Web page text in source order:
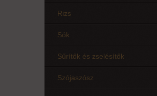
Rizs
Sók
Sűrítők és zselésítők
Szójaszósz